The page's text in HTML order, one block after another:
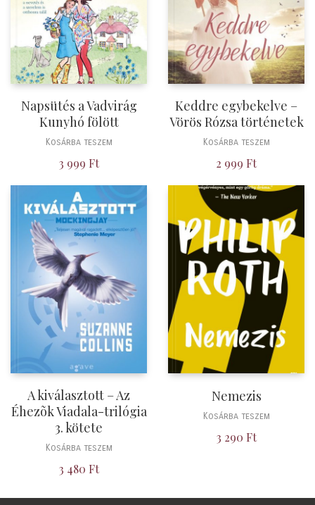
Napsütés a Vadvirág
Kunyhó fölött
Kosárba teszem
3 999 Ft
Keddre egybekelve –
Vörös Rózsa történetek
Kosárba teszem
2 999 Ft
A kiválasztott – Az
Éhezõk Viadala-trilógia
3. kötete
Kosárba teszem
3 480 Ft
Nemezis
Kosárba teszem
3 290 Ft